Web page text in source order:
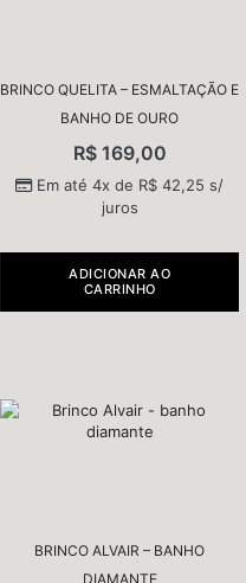
BRINCO QUELITA – ESMALTAÇÃO E
BANHO DE OURO
R$169,00
Em até 4x de R$ 42,25 s/
juros
ADICIONAR AO
CARRINHO
BRINCO ALVAIR – BANHO
DIAMANTE